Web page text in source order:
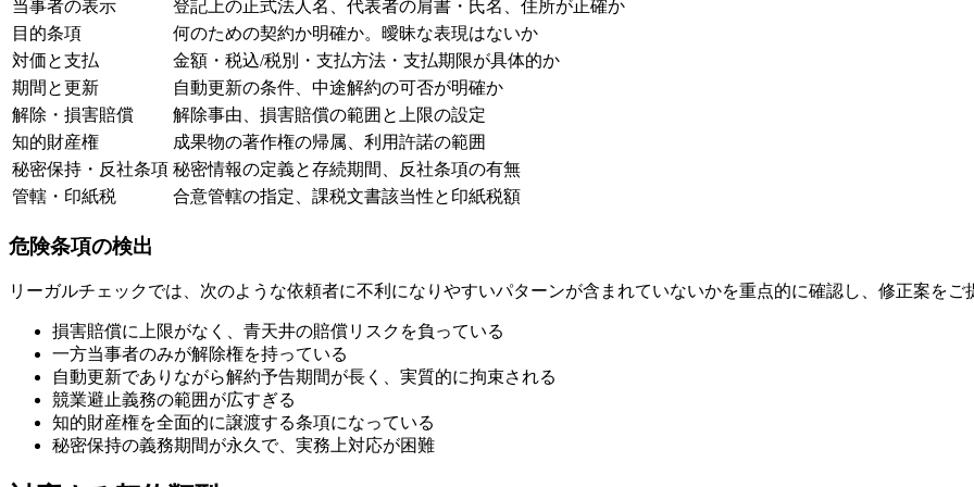
当事者の表示
登記上の正式法人名、代表者の肩書・氏名、住所が正確か
目的条項
何のための契約か明確か。曖昧な表現はないか
対価と支払
金額・税込/税別・支払方法・支払期限が具体的か
期間と更新
自動更新の条件、中途解約の可否が明確か
解除・損害賠償
解除事由、損害賠償の範囲と上限の設定
知的財産権
成果物の著作権の帰属、利用許諾の範囲
秘密保持・反社条項 秘密情報の定義と存続期間、反社条項の有無
管轄・印紙税
合意管轄の指定、課税文書該当性と印紙税額
危険条項の検出
リーガルチェックでは、次のような依頼者に不利になりやすいパターンが含まれていないかを重点的に確認し、修正案をご
損害賠償に上限がなく、青天井の賠償リスクを負っている
一方当事者のみが解除権を持っている
自動更新でありながら解約予告期間が長く、実質的に拘束される
競業避止義務の範囲が広すぎる
知的財産権を全面的に譲渡する条項になっている
秘密保持の義務期間が永久で、実務上対応が困難